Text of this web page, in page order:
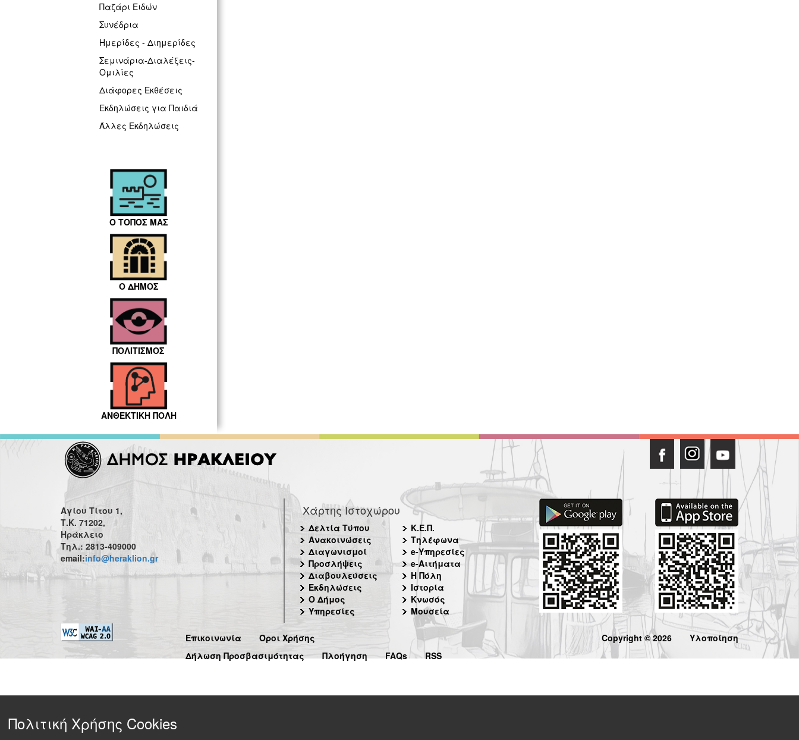
Παζάρι Ειδών
Συνέδρια
Ημερίδες - Διημερίδες
Σεμινάρια-Διαλέξεις-
Ομιλίες
Διάφορες Εκθέσεις
Εκδηλώσεις για Παιδιά
Άλλες Εκδηλώσεις
Ο ΤΟΠΟΣ ΜΑΣ
Ο ΔΗΜΟΣ
ΠΟΛΙΤΙΣΜΟΣ
ΑΝΘΕΚΤΙΚΗ ΠΟΛΗ
Αγίου Τίτου 1,
Τ.Κ. 71202,
Ηράκλειο
Τηλ.: 2813-409000
email:info@heraklion.gr
Χάρτης Ιστοχώρου
Δελτία Τύπου
Ανακοινώσεις
Διαγωνισμοί
Προσλήψεις
Διαβουλεύσεις
Εκδηλώσεις
Ο Δήμος
Υπηρεσίες
Κ.Ε.Π.
Τηλέφωνα
e-Υπηρεσίες
e-Αιτήματα
Η Πόλη
Ιστορία
Κνωσός
Μουσεία
Επικοινωνία
Όροι Χρήσης
Δήλωση Προσβασιμότητας
Πλοήγηση FAQs RSS
Copyright © 2026 Υλοποίηση
Πολιτική Χρήσης Cookies